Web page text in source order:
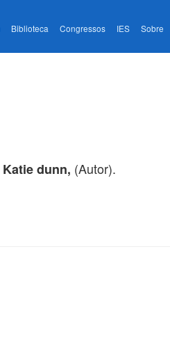
Biblioteca Congressos IES Sobre
Katie dunn, (Autor).